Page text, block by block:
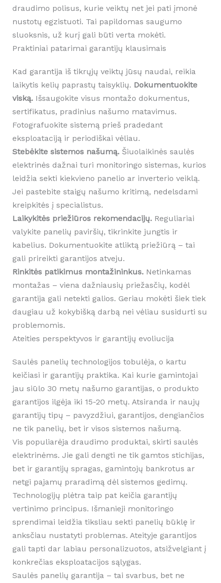
draudimo polisus, kurie veiktų net jei pati įmonė
nustotų egzistuoti. Tai papildomas saugumo
sluoksnis, už kurį gali būti verta mokėti.
Praktiniai patarimai garantijų klausimais
Kad garantija iš tikrųjų veiktų jūsų naudai, reikia
laikytis kelių paprastų taisyklių. Dokumentuokite
viską.Išsaugokite visus montažo dokumentus,
sertifikatus, pradinius našumo matavimus.
Fotografuokite sistemą prieš pradedant
eksploataciją ir periodiškai vėliau.
Stebėkite sistemos našumą.Šiuolaikinės saulės
elektrinės dažnai turi monitoringo sistemas, kurios
leidžia sekti kiekvieno panelio ar inverterio veiklą.
Jei pastebite staigų našumo kritimą, nedelsdami
kreipkitės į specialistus.
Laikykitės priežiūros rekomendacijų.Reguliariai
valykite panelių paviršių, tikrinkite jungtis ir
kabelius. Dokumentuokite atliktą priežiūrą – tai
gali prireikti garantijos atveju.
Rinkitės patikimus montažininkus.Netinkamas
montažas – viena dažniausių priežasčių, kodėl
garantija gali netekti galios. Geriau mokėti šiek tiek
daugiau už kokybišką darbą nei vėliau susidurti su
problemomis.
Ateities perspektyvos ir garantijų evoliucija
Saulės panelių technologijos tobulėja, o kartu
keičiasi ir garantijų praktika. Kai kurie gamintojai
jau siūlo 30 metų našumo garantijas, o produkto
garantijos ilgėja iki 15-20 metų. Atsiranda ir naujų
garantijų tipų – pavyzdžiui, garantijos, dengiančios
ne tik panelių, bet ir visos sistemos našumą.
Vis populiarėja draudimo produktai, skirti saulės
elektrinėms. Jie gali dengti ne tik gamtos stichijas,
bet ir garantijų spragas, gamintojų bankrotus ar
netgi pajamų praradimą dėl sistemos gedimų.
Technologijų plėtra taip pat keičia garantijų
vertinimo principus. Išmanieji monitoringo
sprendimai leidžia tiksliau sekti panelių būklę ir
anksčiau nustatyti problemas. Ateityje garantijos
gali tapti dar labiau personalizuotos, atsižvelgiant į
konkrečias eksploatacijos sąlygas.
Saulės panelių garantija – tai svarbus, bet ne